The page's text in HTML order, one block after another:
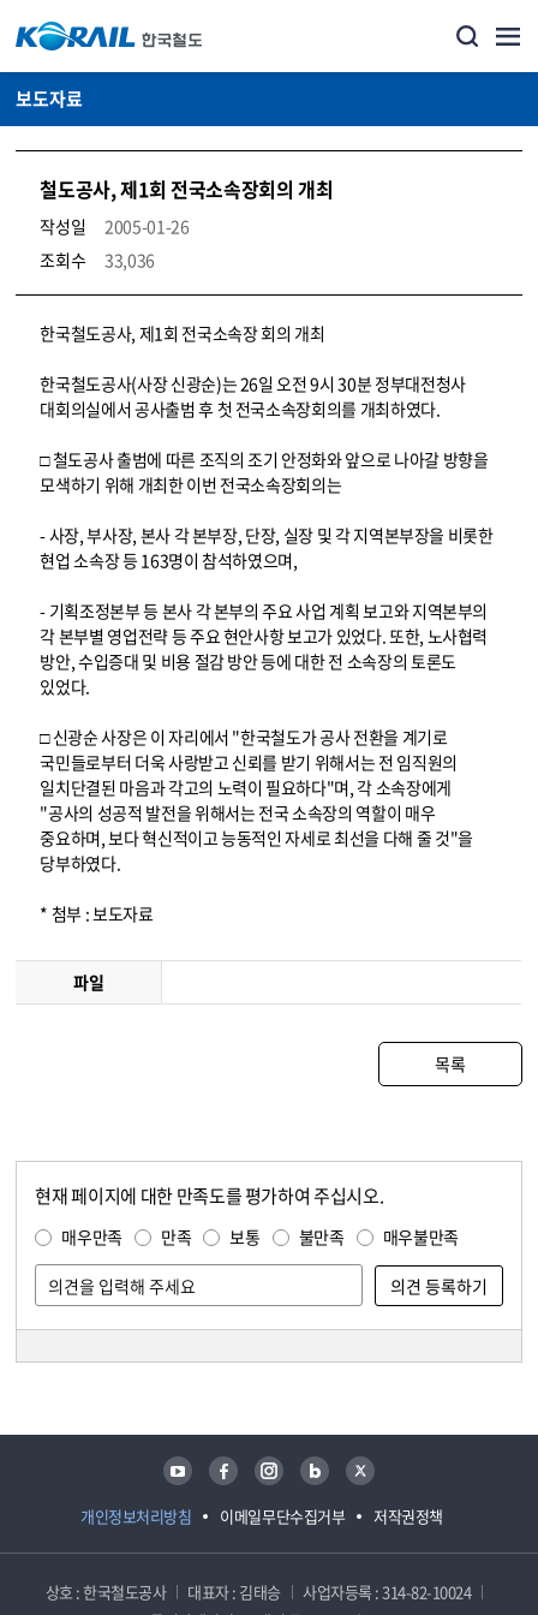
보도자료
철도공사, 제1회 전국소속장회의 개최
작성일
2005-01-26
조회수
33,036
뉴스·홍보_보도자료 상세보기 – 내용, 파일, 담당자 연락처로 구성
한국철도공사, 제1회 전국소속장 회의 개최
한국철도공사(사장 신광순)는 26일 오전 9시 30분 정부대전청사
대회의실에서 공사출범 후 첫 전국소속장회의를 개최하였다.
□ 철도공사 출범에 따른 조직의 조기 안정화와 앞으로 나아갈 방향을
모색하기 위해 개최한 이번 전국소속장회의는
- 사장, 부사장, 본사 각 본부장, 단장, 실장 및 각 지역본부장을 비롯한
현업 소속장 등 163명이 참석하였으며,
- 기획조정본부 등 본사 각 본부의 주요 사업 계획 보고와 지역본부의
각 본부별 영업전략 등 주요 현안사항 보고가 있었다. 또한, 노사협력
방안, 수입증대 및 비용 절감 방안 등에 대한 전 소속장의 토론도
있었다.
□ 신광순 사장은 이 자리에서 "한국철도가 공사 전환을 계기로
국민들로부터 더욱 사랑받고 신뢰를 받기 위해서는 전 임직원의
일치단결된 마음과 각고의 노력이 필요하다"며, 각 소속장에게
"공사의 성공적 발전을 위해서는 전국 소속장의 역할이 매우
중요하며, 보다 혁신적이고 능동적인 자세로 최선을 다해 줄 것"을
당부하였다.
* 첨부 : 보도자료
파일
목록
현재 페이지에 대한 만족도를 평가하여 주십시오.
매우만족 만족 보통 불만족 매우불만족
개인정보처리방침 이메일무단수집거부 저작권정책
유튜브 페이스북 인스타그램 블로그 트위터
상호 : 한국철도공사 대표자 : 김태승
사업자등록 : 314-82-10024